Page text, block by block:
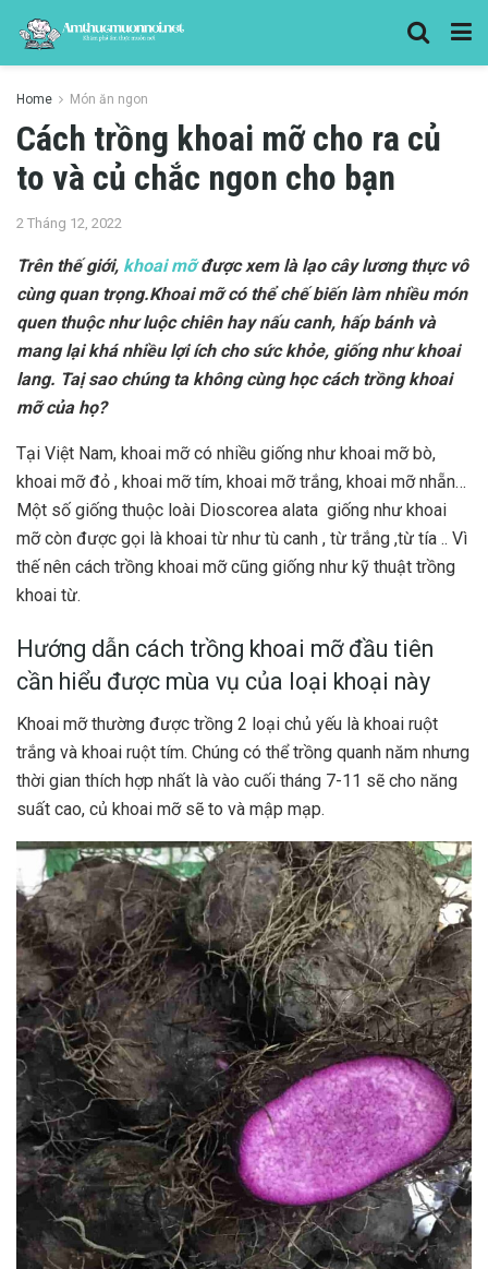
Home Món ăn ngon
Cách trồng khoai mỡ cho ra củ
to và củ chắc ngon cho bạn
2 Tháng 12, 2022
Trên thế giới, khoai mỡđược xem là lạo cây lương thực vô
cùng quan trọng.Khoai mỡ có thể chế biến làm nhiều món
quen thuộc như luộc chiên hay nấu canh, hấp bánh và
mang lại khá nhiều lợi ích cho sức khỏe, giống như khoai
lang. Taị sao chúng ta không cùng học cách trồng khoai
mỡ của họ?
Tại Việt Nam, khoai mỡ có nhiều giống như khoai mỡ bò,
khoai mỡ đỏ , khoai mỡ tím, khoai mỡ trắng, khoai mỡ nhẵn…
Một số giống thuộc loài Dioscorea alata giống như khoai
mỡ còn được gọi là khoai từ như tù canh , từ trắng ,từ tía .. Vì
thế nên cách trồng khoai mỡ cũng giống như kỹ thuật trồng
khoai từ.
Hướng dẫn cách trồng khoai mỡ đầu tiên
cần hiểu được mùa vụ của loại khoại này
Khoai mỡ thường được trồng 2 loại chủ yếu là khoai ruột
trắng và khoai ruột tím. Chúng có thể trồng quanh năm nhưng
thời gian thích hợp nhất là vào cuối tháng 7-11 sẽ cho năng
suất cao, củ khoai mỡ sẽ to và mập mạp.